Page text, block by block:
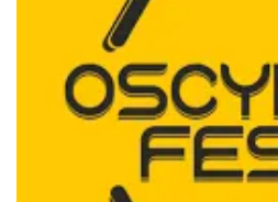
Kino Plenerowe na Hali
Szczyrk